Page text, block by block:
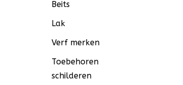
Beits
Lak
Verf merken
Toebehoren
schilderen